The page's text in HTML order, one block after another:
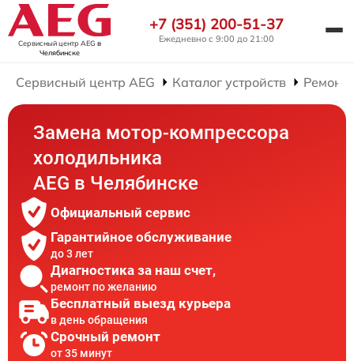
Сервисный центр AEG в
Челябинске
+7 (351) 200-51-37
Ежедневно с 9:00 до 21:00
Сервисный центр AEG Каталог устройств Ремонт
Замена мотор-компрессора
холодильника
AEG в Челябинске
Официальный сервис
Гарантийное обслуживание
до 3 лет
Диагностика за наш счет,
ремонт по желанию
Бесплатный выезд курьера
в день обращения
Срочный ремонт
от 35 минут